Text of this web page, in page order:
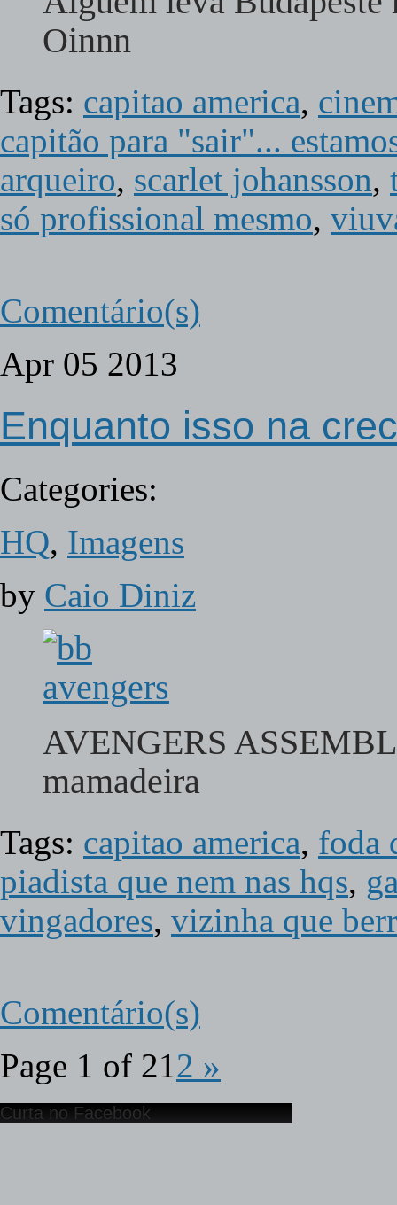
Oinnn
Tags: capitao america,
capitão para "sair"...
arqueiro, scarlet johansson,
só profissional mesmo,
Comentário(s)
Apr 05 2013
Enquanto isso na
Categories:
HQ, Imagens
by Caio Diniz
AVENGERS
mamadeira
Tags: capitao america, foda
piadista que nem nas hqs,
vingadores, vizinha que
Comentário(s)
Page 1 of 212 »
Curta no Facebook